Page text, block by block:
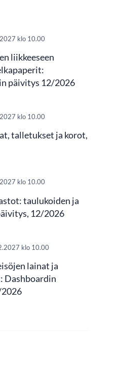
klo 10.00
liikkeeseen
päivitys 12/2026
klo 10.00
talletukset ja korot,
klo 10.00
taulukoiden ja
12/2026
klo 10.00
lainat ja
Dashboardin